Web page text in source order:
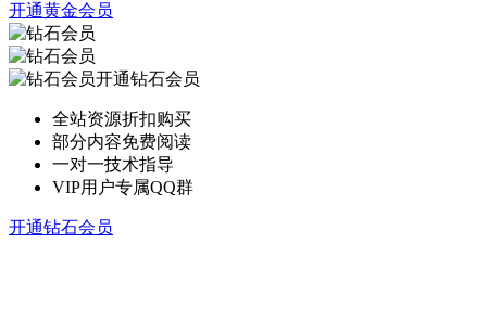
开通黄金会员
开通钻石会员
全站资源折扣购买
部分内容免费阅读
一对一技术指导
VIP用户专属QQ群
开通钻石会员